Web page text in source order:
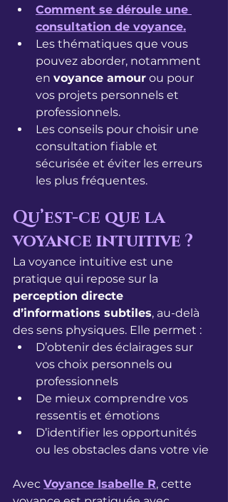
Comment se déroule une
consultation de voyance.
Les thématiques que vous
pouvez aborder, notamment
en voyance amour ou pour
vos projets personnels et
professionnels.
Les conseils pour choisir une
consultation fiable et
sécurisée et éviter les erreurs
les plus fréquentes.
Qu’est-ce que la
voyance intuitive ?
La voyance intuitive est une
pratique qui repose sur la
perception directe
d’informations subtiles, au-delà
des sens physiques. Elle permet :
D’obtenir des éclairages sur
vos choix personnels ou
professionnels
De mieux comprendre vos
ressentis et émotions
D’identifier les opportunités
ou les obstacles dans votre vie
Avec Voyance Isabelle R, cette